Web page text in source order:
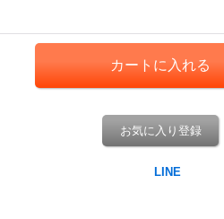
お気に入り登録